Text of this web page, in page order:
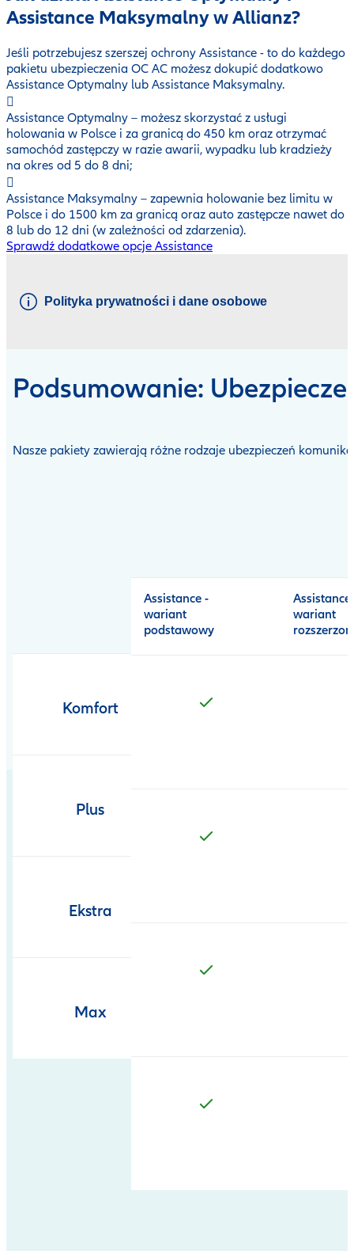
Assistance Maksymalny w Allianz?
Jeśli potrzebujesz szerszej ochrony Assistance - to do każdego
pakietu ubezpieczenia OC AC możesz dokupić dodatkowo
Assistance Optymalny lub Assistance Maksymalny.
Assistance Optymalny – możesz skorzystać z usługi
holowania w Polsce i za granicą do 450 km oraz otrzymać
samochód zastępczy w razie awarii, wypadku lub kradzieży
na okres od 5 do 8 dni;
Assistance Maksymalny – zapewnia holowanie bez limitu w
Polsce i do 1500 km za granicą oraz auto zastępcze nawet do
8 lub do 12 dni (w zależności od zdarzenia).
Sprawdź dodatkowe opcje Assistance
Polityka prywatności i dane osobowe
Podsumowanie:
Nasze pakiety zawierają różne rodzaje ubezpieczeń
Komfort
Plus
Ekstra
Max
Assistance -
wariant
podstawowy
Assistance
wariant